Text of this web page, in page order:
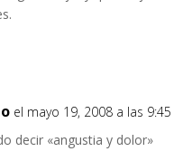
el mayo 19, 2008 a las
decir «angustia y dolor»